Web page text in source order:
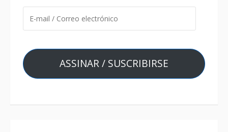
ASSINAR / SUSCRIBIRSE